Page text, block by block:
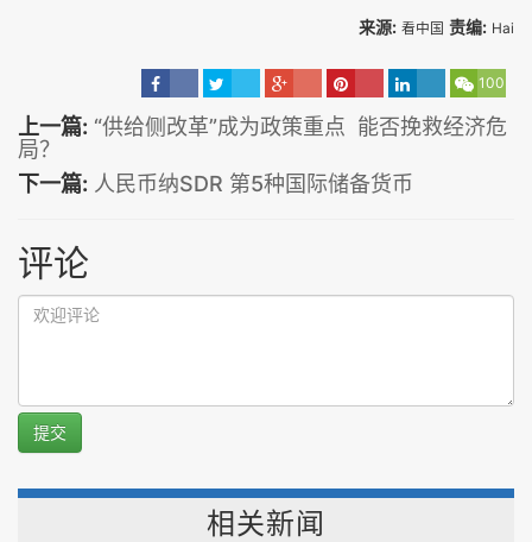
来源: 看中国 责编: Hai
100
上一篇: “供给侧改革”成为政策重点 能否挽救经济危
局？
下一篇: 人民币纳SDR 第5种国际储备货币
评论
提交
相关新闻